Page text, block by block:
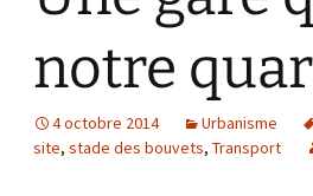
Activités sports et
Services
Vie de résidence
notre
4 octobre 2014 Urbanisme
site, stade des bouvets, Transport